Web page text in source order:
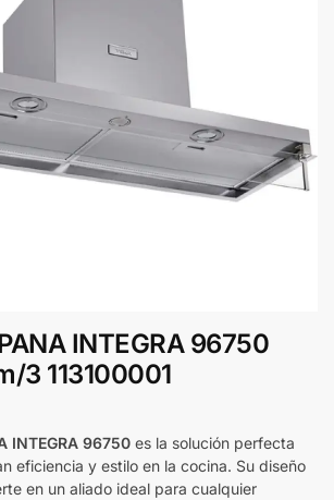
INTEGRA 96750
3 113100001
INTEGRA 96750 es la solución perfecta
eficiencia y estilo en la cocina. Su diseño
en un aliado ideal para cualquier